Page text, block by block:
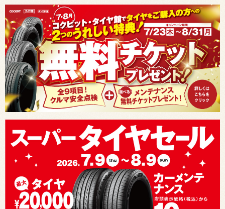
平日・日・祝日：作業受付10:00～17:30 、商談受付は10:00～18:00 まで 営業時間は10:00～
受け出来ない場合がございます。店舗までお問い合わせください。電話も込み合うことが予想さ
日：2026年8月の定休日 毎週 火曜日と水曜日 8月10日(月曜日) から 8月14日(金曜